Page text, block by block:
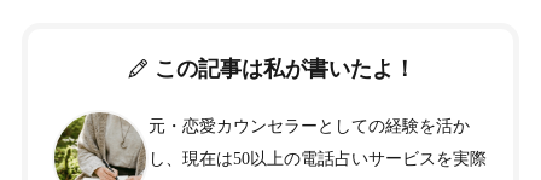
この記事は私が書いたよ！
元・恋愛カウンセラーとしての経験を活か
し、現在は50以上の電話占いサービスを実際